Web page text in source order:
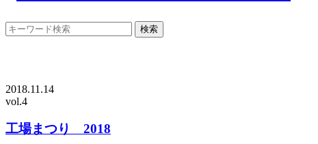
2018.11.14
vol.4
工場まつり 2018